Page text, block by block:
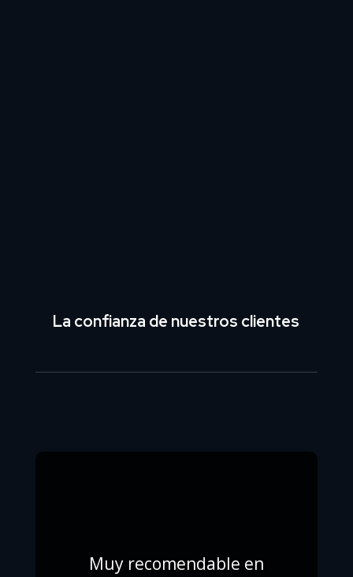
La confianza de nuestros clientes
Muy recomendable en